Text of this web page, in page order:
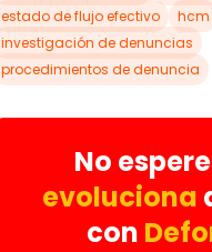
estado de flujo efectivo
hcm
investigación de denuncias
procedimientos de denuncia
No
evoluciona
con